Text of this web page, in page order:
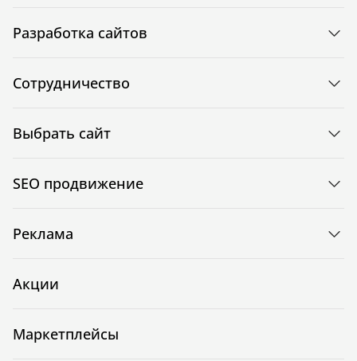
Разработка сайтов
Сотрудничество
Выбрать сайт
SEO продвижение
Реклама
Акции
Маркетплейсы